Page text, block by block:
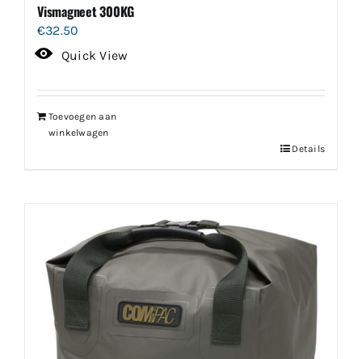
Vismagneet 300KG
€32.50
Quick View
Toevoegen aan
winkelwagen
Details